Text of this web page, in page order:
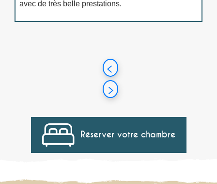
avec de très belle prestations.
Réserver votre chambre